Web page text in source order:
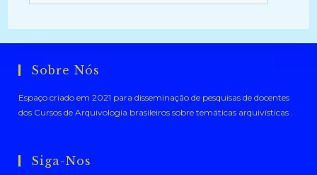
Sobre Nós
Espaço criado em 2021 para disseminação de pesquisas de docentes
dos Cursos de Arquivologia brasileiros sobre temáticas arquivísticas .
Siga-Nos